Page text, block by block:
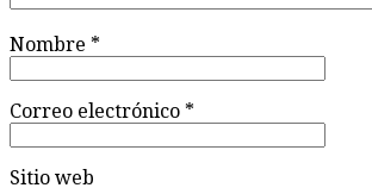
Nombre *
Correo electrónico *
Sitio web